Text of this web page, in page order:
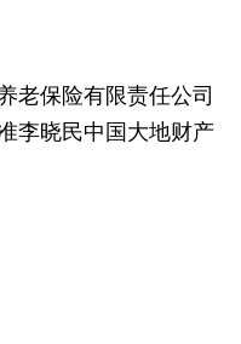
老保险有限责任公司
李晓民中国大地财产